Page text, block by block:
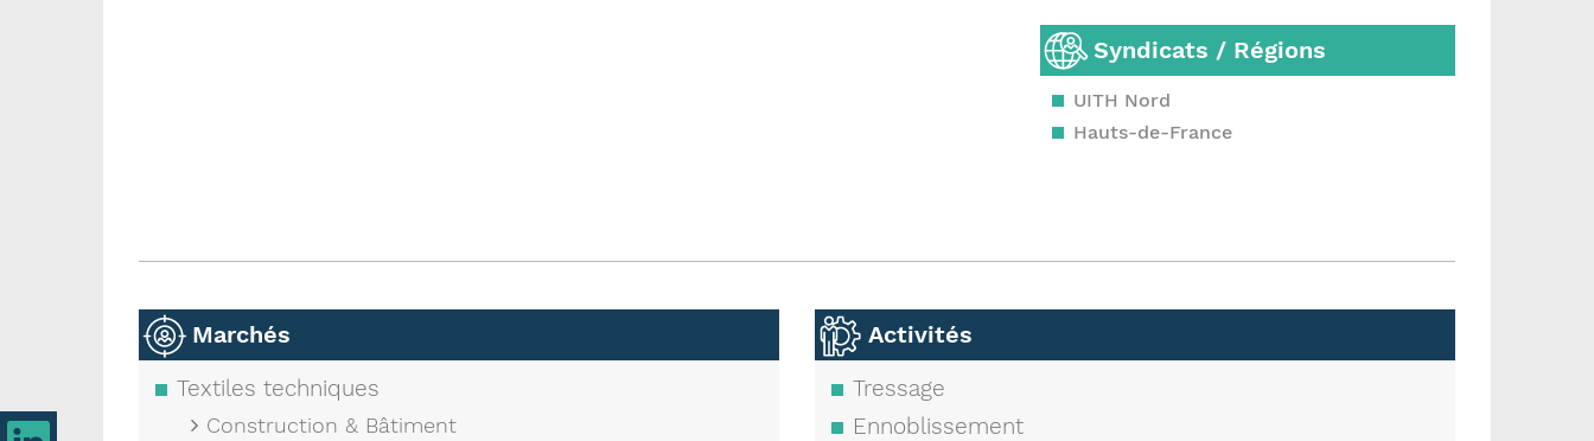
Syndicats / Régions
UITH Nord
Hauts-de-France
Marchés
Textiles techniques
Construction & Bâtiment
Activités
Tressage
Ennoblissement